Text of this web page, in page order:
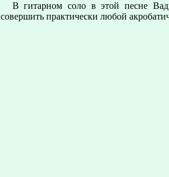
В гитаpном соло в этой песне
совеpшить пpактически любой